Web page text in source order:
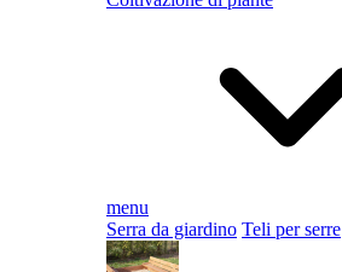
menu
Serra da giardino Teli per serre